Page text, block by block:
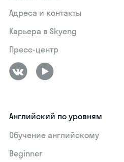
Адреса и контакты
Карьера в Skyeng
Пресс-центр
Английский по уровням
Обучение английскому
Beginner